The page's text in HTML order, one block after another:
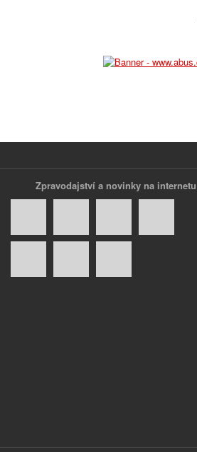
Zpravodajství a novinky na internetu